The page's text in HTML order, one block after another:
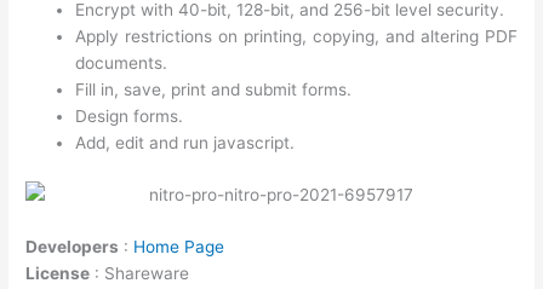
Encrypt with 40-bit, 128-bit, and 256-bit level security.
Apply restrictions on printing, copying, and altering PDF
documents.
Fill in, save, print and submit forms.
Design forms.
Add, edit and run javascript.
Developers : Home Page
License : Shareware